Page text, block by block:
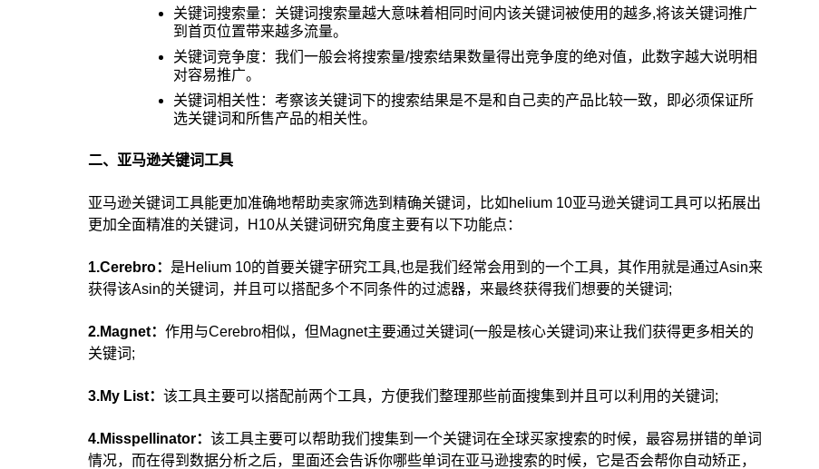
关键词搜索量：关键词搜索量越大意味着相同时间内该关键词被使用的越多,将该关键词推广
到首页位置带来越多流量。
关键词竞争度：我们一般会将搜索量/搜索结果数量得出竞争度的绝对值，此数字越大说明相
对容易推广。
关键词相关性：考察该关键词下的搜索结果是不是和自己卖的产品比较一致，即必须保证所
选关键词和所售产品的相关性。
二、亚马逊关键词工具
亚马逊关键词工具能更加准确地帮助卖家筛选到精确关键词，比如helium 10亚马逊关键词工具可以拓展出
更加全面精准的关键词，H10从关键词研究角度主要有以下功能点：
1.Cerebro： 是Helium 10的首要关键字研究工具,也是我们经常会用到的一个工具，其作用就是通过Asin来
获得该Asin的关键词，并且可以搭配多个不同条件的过滤器，来最终获得我们想要的关键词;
2.Magnet： 作用与Cerebro相似，但Magnet主要通过关键词(一般是核心关键词)来让我们获得更多相关的
关键词;
3.My List： 该工具主要可以搭配前两个工具，方便我们整理那些前面搜集到并且可以利用的关键词;
4.Misspellinator： 该工具主要可以帮助我们搜集到一个关键词在全球买家搜索的时候，最容易拼错的单词
情况，而在得到数据分析之后，里面还会告诉你哪些单词在亚马逊搜索的时候，它是否会帮你自动矫正，